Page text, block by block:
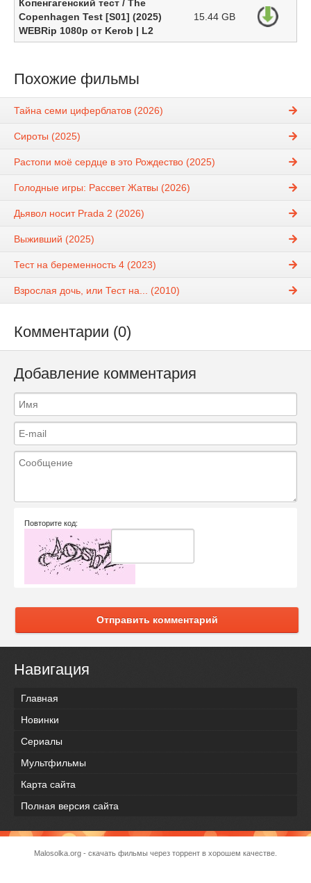
Копенгагенский тест / The
Copenhagen Test [S01] (2025)
WEBRip 1080p от Kerob | L2
15.44 GB
Похожие фильмы
Тайна семи циферблатов (2026)
Сироты (2025)
Растопи моё сердце в это Рождество (2025)
Голодные игры: Рассвет Жатвы (2026)
Дьявол носит Prada 2 (2026)
Выживший (2025)
Тест на беременность 4 (2023)
Взрослая дочь, или Тест на... (2010)
Комментарии (0)
Добавление комментария
Повторите код:
Отправить комментарий
Навигация
Главная
Новинки
Сериалы
Мультфильмы
Карта сайта
Полная версия сайта
Malosolka.org - скачать фильмы через торрент в хорошем качестве.